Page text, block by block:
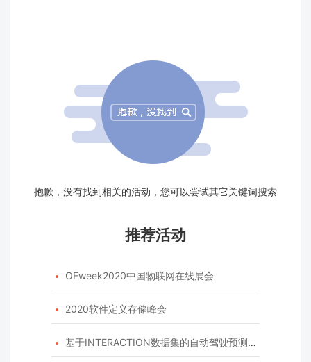
抱歉，没有找到相关的活动，您可以尝试其它关键词搜索
推荐活动
 OFweek2020中国物联网在线展会
 2020软件定义存储峰会
 基于INTERACTION数据集的自动驾驶预测模型挑战赛